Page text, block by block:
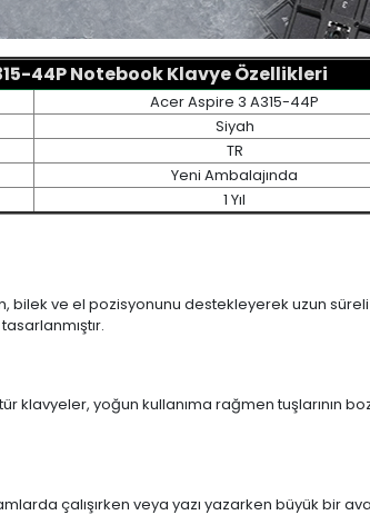
44P Notebook Klavye Özellikleri
Acer Aspire 3 A315-44P
Siyah
TR
Yeni Ambalajında
1 Yıl
ve el pozisyonunu destekleyerek uzun süreli
klavyeler, yoğun kullanıma rağmen tuşlarının
çalışırken veya yazı yazarken büyük bir